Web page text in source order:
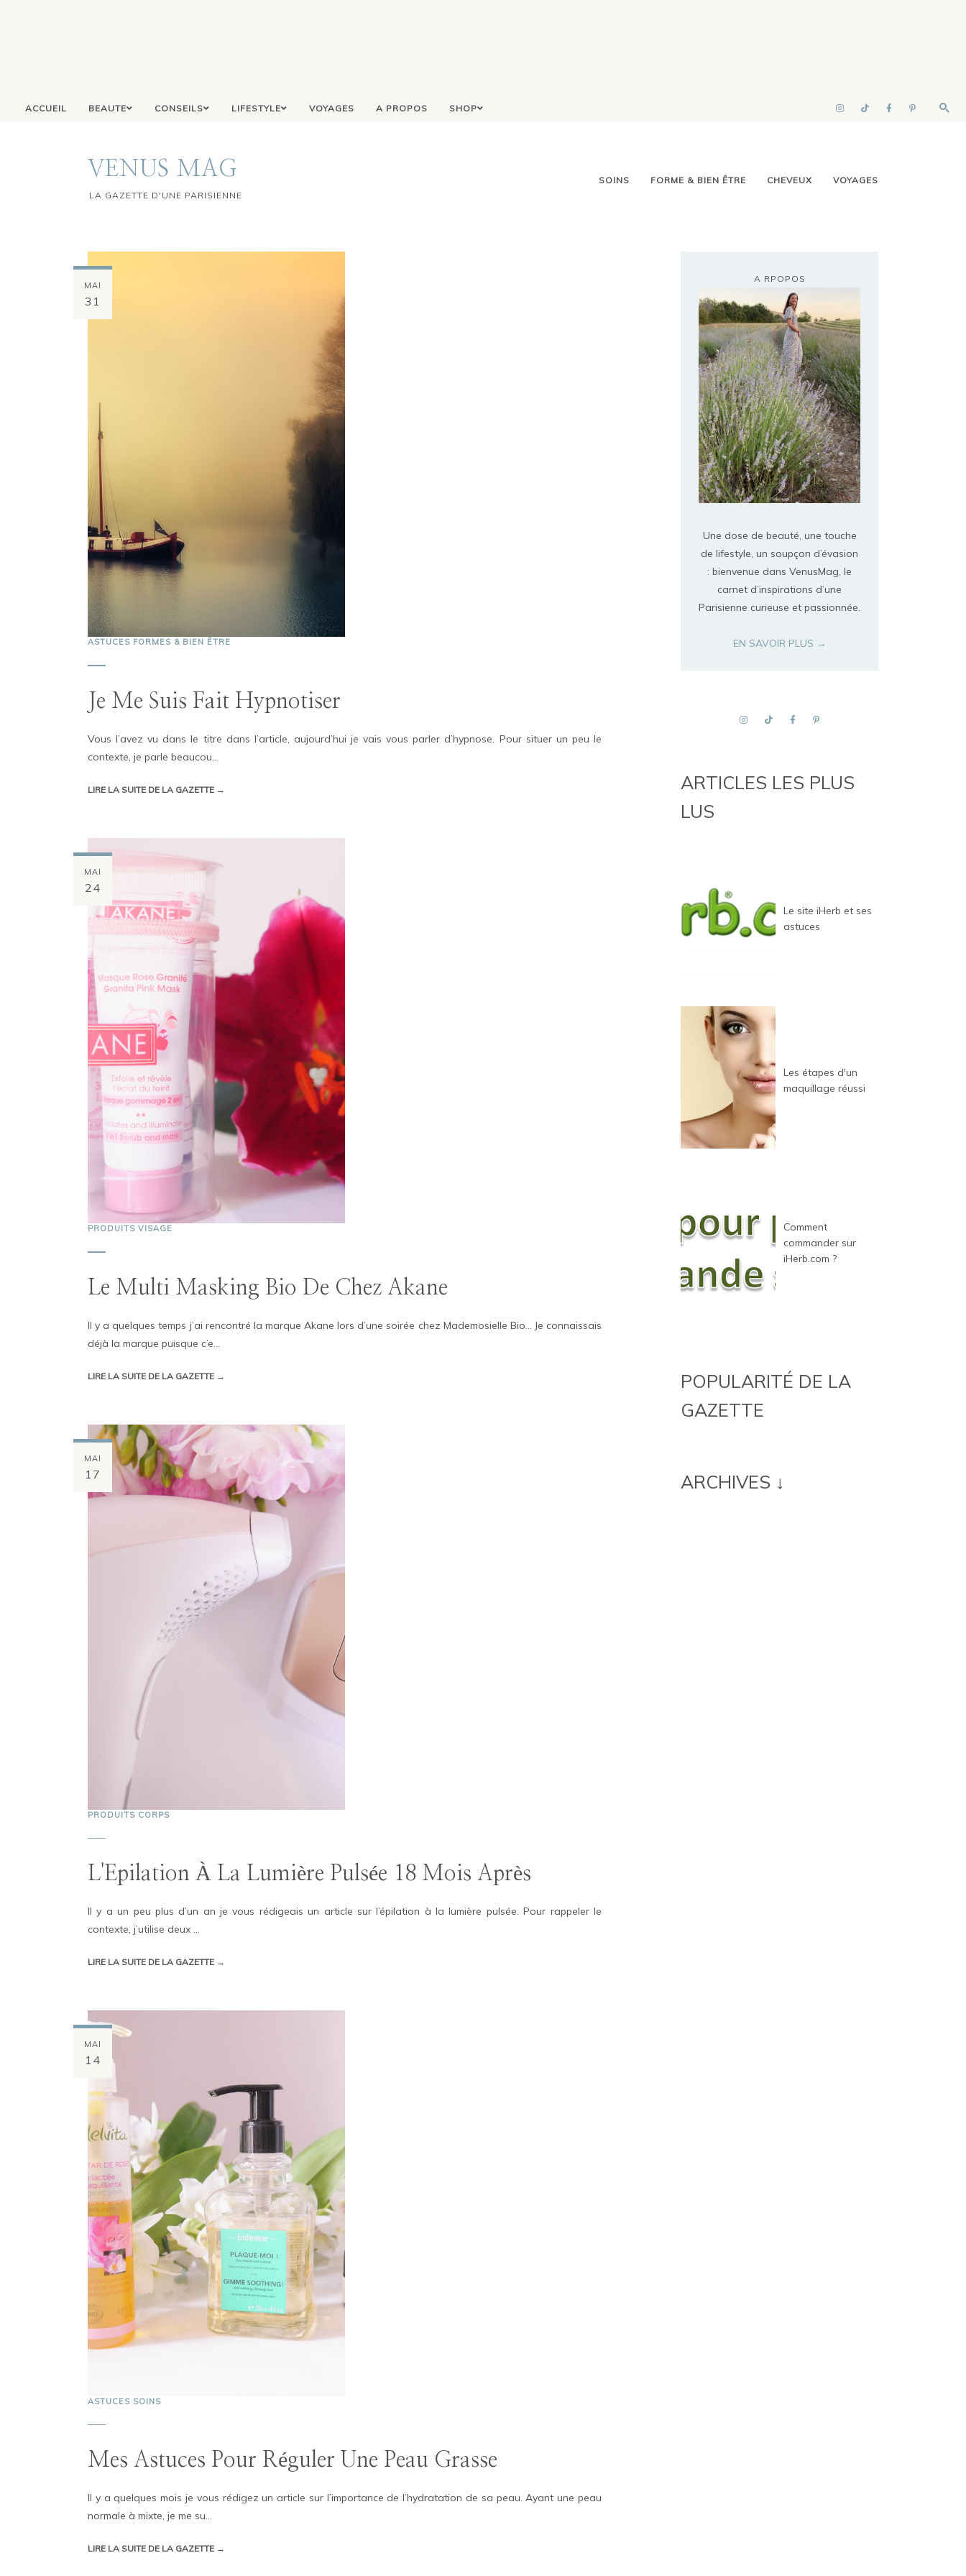
ACCUEIL BEAUTE CONSEILS LIFESTYLE VOYAGES A PROPOS SHOP
VENUS MAG
LA GAZETTE D'UNE PARISIENNE
SOINS FORME & BIEN ÊTRE CHEVEUX VOYAGES
MAI
31
ASTUCES FORMES & BIEN ÊTRE
Je Me Suis Fait Hypnotiser
Vous l’avez vu dans le titre dans l’article, aujourd’hui je vais vous parler d’hypnose. Pour situer un peu le
contexte, je parle beaucou...
LIRE LA SUITE DE LA GAZETTE →
MAI
24
PRODUITS VISAGE
Le Multi Masking Bio De Chez Akane
Il y a quelques temps j’ai rencontré la marque Akane lors d’une soirée chez Mademosielle Bio… Je connaissais
déjà la marque puisque c’e...
LIRE LA SUITE DE LA GAZETTE →
MAI
17
PRODUITS CORPS
L'Epilation À La Lumière Pulsée 18 Mois Après
Il y a un peu plus d’un an je vous rédigeais un article sur l’épilation à la lumière pulsée. Pour rappeler le
contexte, j’utilise deux ...
LIRE LA SUITE DE LA GAZETTE →
MAI
14
ASTUCES SOINS
Mes Astuces Pour Réguler Une Peau Grasse
Il y a quelques mois je vous rédigez un article sur l’importance de l’hydratation de sa peau. Ayant une peau
normale à mixte, je me su...
LIRE LA SUITE DE LA GAZETTE →
A RPOPOS
Une dose de beauté, une touche
de lifestyle, un soupçon d’évasion
: bienvenue dans VenusMag, le
carnet d’inspirations d’une
Parisienne curieuse et passionnée.
EN SAVOIR PLUS →
ARTICLES LES PLUS
LUS
Le site iHerb et ses
astuces
Les étapes d'un
maquillage réussi
Comment
commander sur
iHerb.com ?
POPULARITÉ DE LA
GAZETTE
ARCHIVES ↓